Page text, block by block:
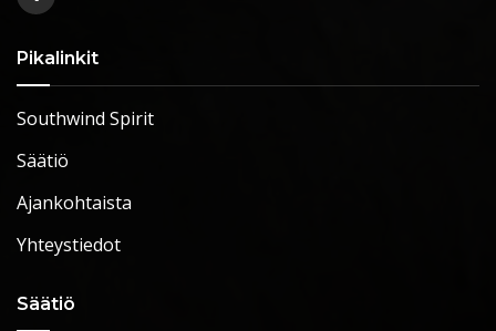
Pikalinkit
Southwind Spirit
Säätiö
Ajankohtaista
Yhteystiedot
Säätiö